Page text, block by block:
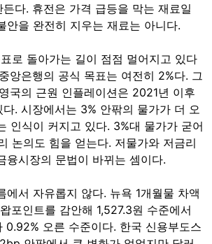
다. 휴전은 가격 급등을 막는 재료일
안을 완전히 지우는 재료는 아니다.
로 돌아가는 길이 점점 멀어지고 있다
앙은행의 공식 목표는 여전히 2%다. 그
국의 근원 인플레이션은 2021년 이후
. 시장에서는 3% 안팎의 물가가 더 오
인식이 커지고 있다. 3%대 물가가 굳어
논의도 힘을 얻는다. 저물가와 저금리
융시장의 문법이 바뀌는 셈이다.
에서 자유롭지 않다. 뉴욕 1개월물 차액
포인트를 감안해 1,527.3원 수준에서
0.92% 오른 수준이다. 한국 신용부도스